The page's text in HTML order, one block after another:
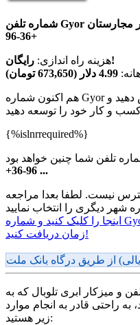
+36-96
هزینه راه اندازی:رایگان!
4.99 دلار (673,650 تومان)
هم اکنون شماره Gyor از کشور مجارستان را سفارش دهید و
{%islnrrequired%}
تلفن شما چنین خواهد بود
+36-96 ...
نیست. لطفا بعدا مراجعه
اینجا را کلیک کنید و شماره Gyor کشور مجارستان را در کمترین
زمان دریافت کنید!
از طریق درگاه بانک ملت
و میزکار ابری تلوبال که به
به راحتی قادر به انجام موارد
زیر هستید: